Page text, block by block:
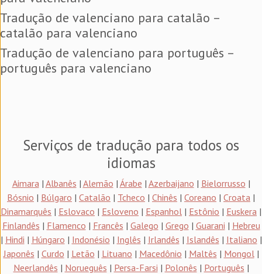
Tradução de valenciano para catalão –
catalão para valenciano
Tradução de valenciano para português –
português para valenciano
Serviços de tradução para todos os
idiomas
Aimara | Albanês | Alemão | Árabe | Azerbaijano | Bielorrusso |
Bósnio | Búlgaro | Catalão | Tcheco | Chinês | Coreano | Croata |
Dinamarquês | Eslovaco | Esloveno | Espanhol | Estônio | Euskera |
Finlandês | Flamenco | Francês | Galego | Grego | Guarani | Hebreu
| Hindi | Húngaro | Indonésio | Inglês | Irlandês | Islandês | Italiano |
Japonês | Curdo | Letão | Lituano | Macedônio | Maltês | Mongol |
Neerlandês | Norueguês | Persa-Farsi | Polonês | Português |